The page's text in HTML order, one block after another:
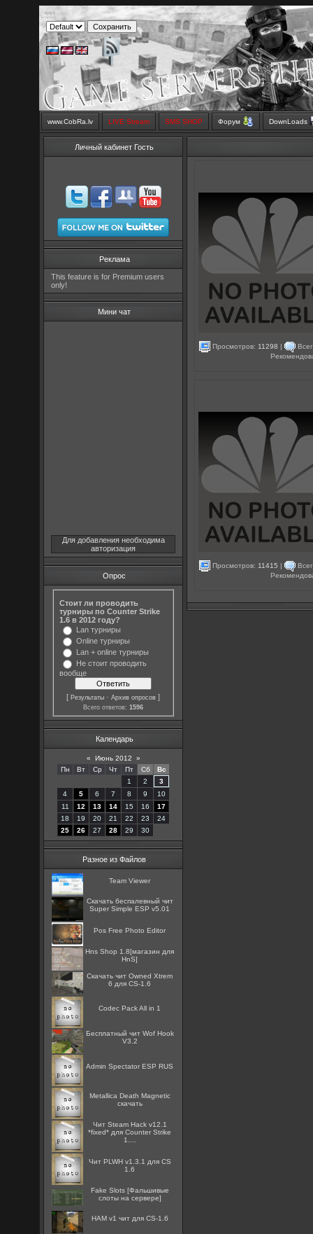
www.CobRa.lv LIVE Stream SMS SHOP Форум DownLoads
Личный кабинет Гость
Реклама
This feature is for Premium users
only!
Мини чат
Для добавления необходима
авторизация
Опрос
Стоит ли проводить
турниры по Counter Strike
1.6 в 2012 году?
Lan турниры
Online турниры
Lan + online турниры
Не стоит проводить
вообще
[Результаты ·Архив опросов ]
Всего ответов:1596
Календарь
« Июнь 2012
»
Пн
Вт Ср Чт Пт Сб
Вс
1
2
3
4
5 6 7 8 9
10
11
12 13 14 15 16
17
18
19 20 21 22 23
24
25
26 27 28 29 30
Разное из Файлов
Team Viewer
Скачать беспалевный чит
Super Simple ESP v5.01
Pos Free Photo Editor
Hns Shop 1.8[магазин для
HnS]
Скачать чит Owned Xtrem
6 для CS-1.6
Codec Pack All in 1
Бесплатный чит Wof Hook
V3.2
Admin Spectator ESP RUS
Metallica Death Magnetic
скачать
Чит Steam Hack v12.1
*fixed* для Counter Strike
1....
Чит PLWH v1.3.1 для CS
1.6
Fake Slots [Фальшивые
слоты на сервере]
HAM v1 чит для CS-1.6
Просмотров: 11298 |
Просмотров: 11415 |